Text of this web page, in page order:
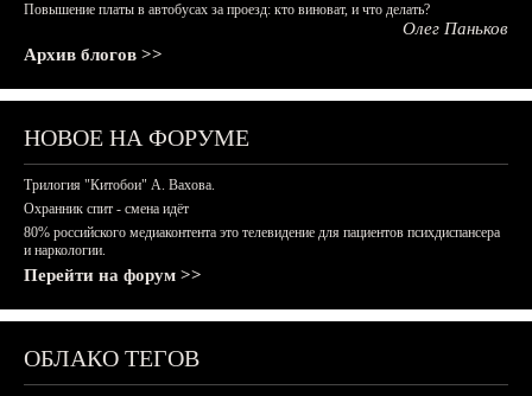
Повышение платы в автобусах за проезд: кто виноват, и что делать?
Олег Паньков
Архив блогов >>
НОВОЕ НА ФОРУМЕ
Трилогия "Китобои" А. Вахова.
Охранник спит - смена идёт
80% российского медиаконтента это телевидение для пациентов психдиспансера
и наркологии.
Перейти на форум >>
ОБЛАКО ТЕГОВ